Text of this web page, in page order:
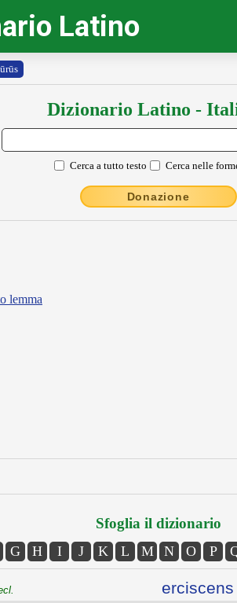
Latino
Dizionario Latino -
Cerca a tutto testo Cerca nelle
Donazione
lemma
Sfoglia il dizionario
G H I J K L M N O P
erciscens